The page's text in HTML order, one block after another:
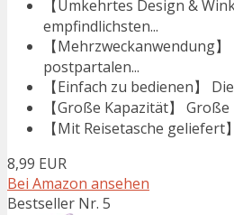
【Umkehrtes Design &
empfindlichsten...
【Mehrzweckanwendung
postpartalen...
【Einfach zu bedienen】
【Große Kapazität】
【Mit Reisetasche
8,99 EUR
Bei Amazon ansehen
Bestseller Nr. 5